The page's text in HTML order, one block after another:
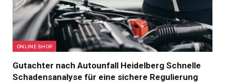
ONLINE SHOP
Gutachter nach Autounfall Heidelberg Schnelle
Schadensanalyse für eine sichere Regulierung